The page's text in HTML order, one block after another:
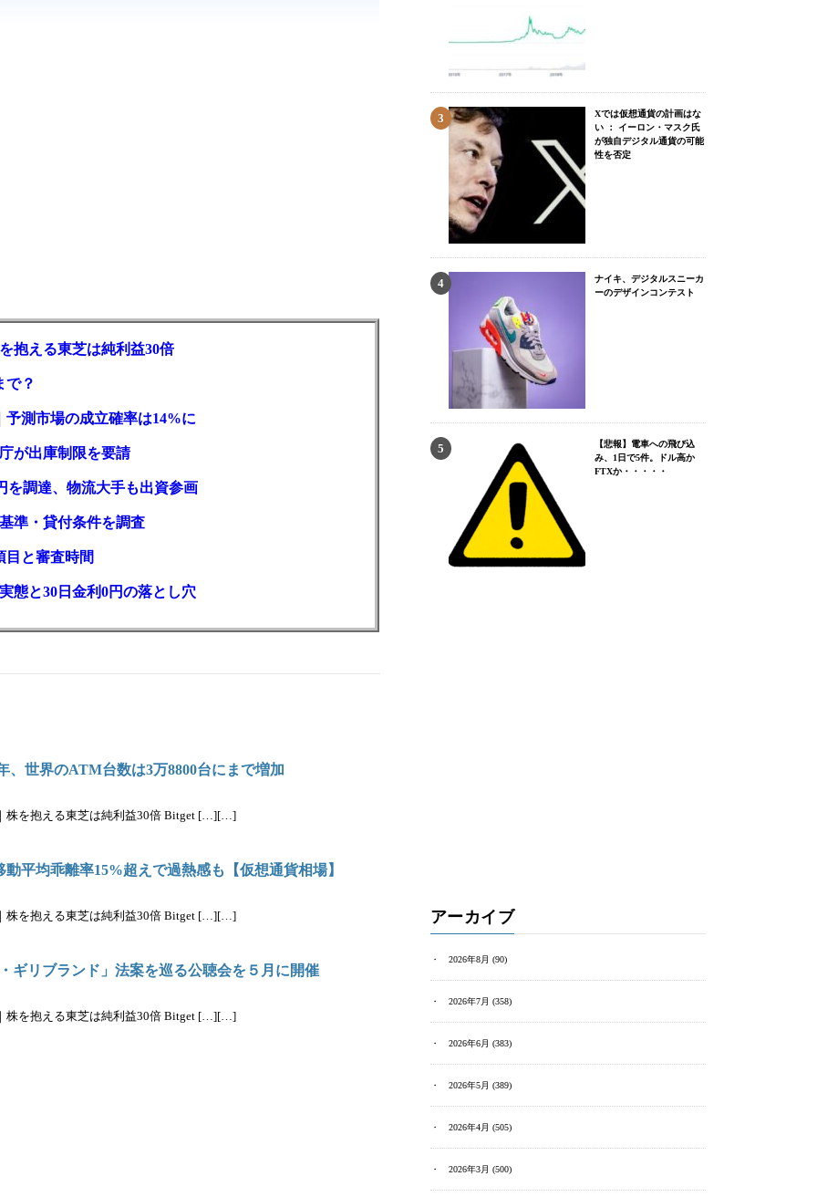
抱える東芝は純利益30倍
で？
測市場の成立確率は14%に
が出庫制限を要請
を調達、物流大手も出資参画
準・貸付条件を調査
目と審査時間
態と30日金利0円の落とし穴
、世界のATM台数は3万8800台にまで増加
株を抱える東芝は純利益30倍 Bitget […][…]
平均乖離率15%超えで過熱感も【仮想通貨相場】
株を抱える東芝は純利益30倍 Bitget […][…]
ギリブランド」法案を巡る公聴会を５月に開催
株を抱える東芝は純利益30倍 Bitget […][…]
Xでは仮想通貨の計画はな
い ： イーロン・マスク氏
が独自デジタル通貨の可能
性を否定
ナイキ、デジタルスニーカ
ーのデザインコンテスト
【悲報】電車への飛び込
み、1日で5件。ドル高か
FTXか・・・・・
アーカイブ
2026年8月 (90)
2026年7月 (358)
2026年6月 (383)
2026年5月 (389)
2026年4月 (505)
2026年3月 (500)